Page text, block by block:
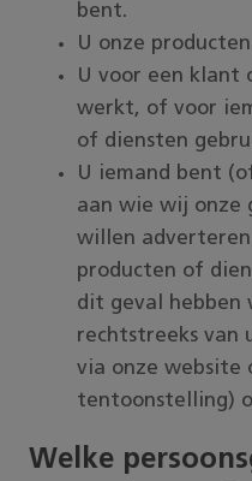
bent.
U onze
U voor een klant
werkt, of voor
of diensten
U iemand bent
aan wie wij onze
willen
producten of
dit geval hebben
rechtstreeks van
via onze website
tentoonstelling)
Welke